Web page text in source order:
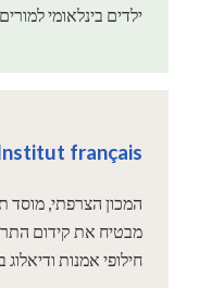
ילדים בינלאומי
français
מבטיח את קידום
חילופי אמנות ודיאלוג